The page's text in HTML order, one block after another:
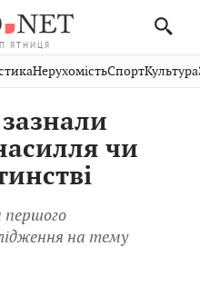
Публікації
Авто СловкоКультура
Кіно Дім Спорт
ФотоОсвітаНерухомість
Домашні
НерухомістьСпортКультура
чи
першого
на тему